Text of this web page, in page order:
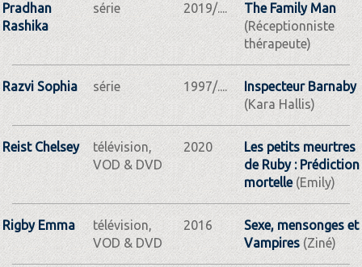
Pradhan
Rashika
série 2019/....
The Family Man
(Réceptionniste
thérapeute)
Razvi Sophia série 1997/....
Inspecteur Barnaby
(Kara Hallis)
Reist Chelsey
télévision,
VOD & DVD
2020
Les petits meurtres
de Ruby : Prédiction
mortelle(Emily)
Rigby Emma
télévision,
VOD & DVD
2016
Sexe, mensonges et
Vampires(Ziné)